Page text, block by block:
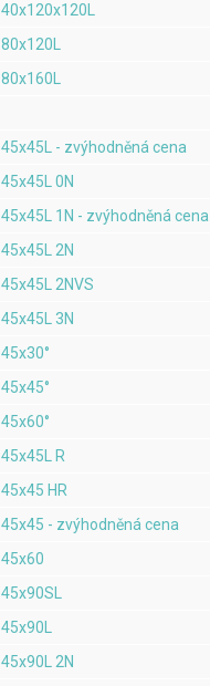
40x120x120L
80x120L
80x160L
45x45L - zvýhodněná cena
45x45L 0N
45x45L 1N - zvýhodněná cena
45x45L 2N
45x45L 2NVS
45x45L 3N
45x30°
45x45°
45x60°
45x45L R
45x45 HR
45x45 - zvýhodněná cena
45x60
45x90SL
45x90L
45x90L 2N